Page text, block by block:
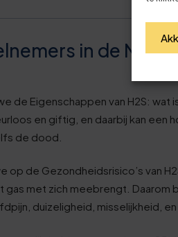
in de
de Eigenschappen van H2​S: wat
en giftig, en daarbij kan
de dood.
op de Gezondheidsrisico’s van
gas met zich meebrengt. Daarom
duizeligheid, misselijkheid,
0
1
2
3
4